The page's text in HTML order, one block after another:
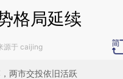
格局延续
源于 caijing
两市交投依旧活跃